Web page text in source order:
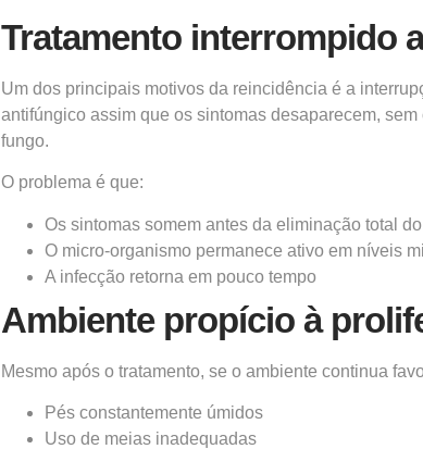
Tratamento interrompido
Um dos principais motivos da reincidência é a
antifúngico assim que os sintomas desaparecem,
fungo.
O problema é que:
Os sintomas somem antes da eliminação total
O micro-organismo permanece ativo em níveis
A infecção retorna em pouco tempo
Ambiente propício à
Mesmo após o tratamento, se o ambiente continua
Pés constantemente úmidos
Uso de meias inadequadas